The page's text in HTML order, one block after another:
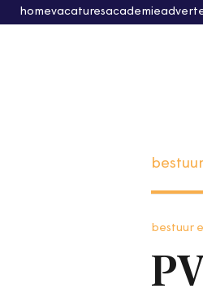
homevacaturesacademie
bestuur